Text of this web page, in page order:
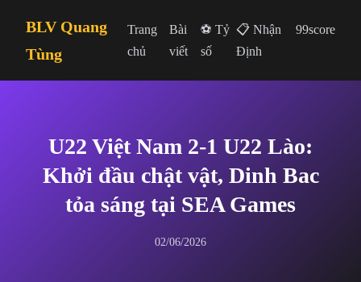
BLV Quang
Tùng
Trang
chủ
Bài
viết
⚽ Tỷ
số
📋 Nhận
Định
99score
U22 Việt Nam 2-1 U22 Lào:
Khởi đầu chật vật, Dinh Bac
tỏa sáng tại SEA Games
02/06/2026